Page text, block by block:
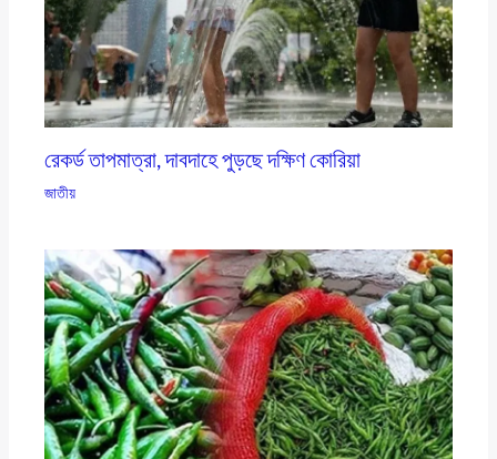
রেকর্ড তাপমাত্রা, দাবদাহে পুড়ছে দক্ষিণ কোরিয়া
জাতীয়